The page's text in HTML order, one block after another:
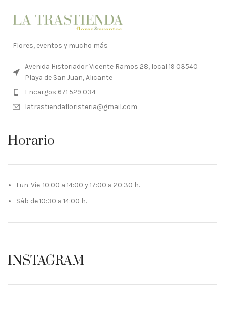
Flores, eventos y mucho más
Avenida Historiador Vicente Ramos 28, local 19 03540
Playa de San Juan, Alicante
Encargos 671 529 034
latrastiendafloristeria@gmail.com
Horario
Lun-Vie 10:00 a 14:00 y 17:00 a 20:30 h.
Sáb de 10:30 a 14:00 h.
INSTAGRAM